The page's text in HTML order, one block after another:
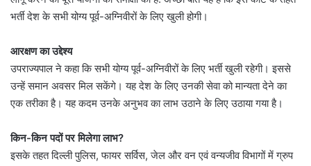
भर्ती देश के सभी योग्य पूर्व-अग्निवीरों के लिए खुली होगी।
आरक्षण का उद्देश्य
उपराज्यपाल ने कहा कि सभी योग्य पूर्व-अग्निवीरों के लिए भर्ती खुली रहेगी। इससे
उन्हें समान अवसर मिल सकेंगे। यह देश के लिए उनकी सेवा को मान्यता देने का
एक तरीका है। यह कदम उनके अनुभव का लाभ उठाने के लिए उठाया गया है।
किन-किन पदों पर मिलेगा लाभ?
इसके तहत दिल्ली पुलिस, फायर सर्विस, जेल और वन एवं वन्यजीव विभागों में ग्रुप